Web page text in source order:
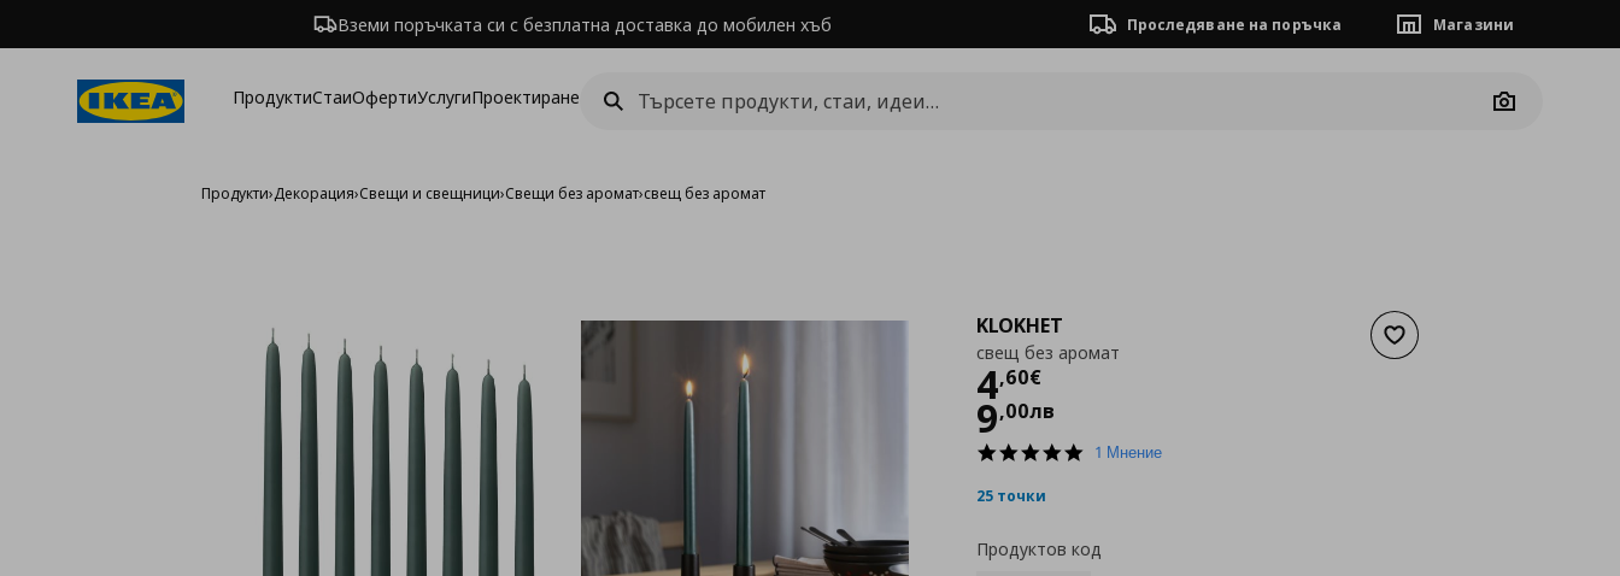
Вземи поръчката си с безплатна доставка до мобилен хъб Проследяване на поръчка Магазини
ПродуктиСтаиОфертиУслугиПроектиране
Camera
Продукти›Декорация›Свещи и свещници›Свещи без аромат›свещ без аромат
Добави към списъка с
KLOKHET
свещ без аромат
4,60€
Цена
9,00лв
5.01 Мнение
25 точки
Продуктов код